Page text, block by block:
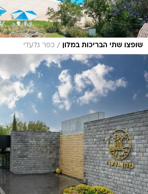
שופצו שתי הבריכות במלון / כפר גלעדי